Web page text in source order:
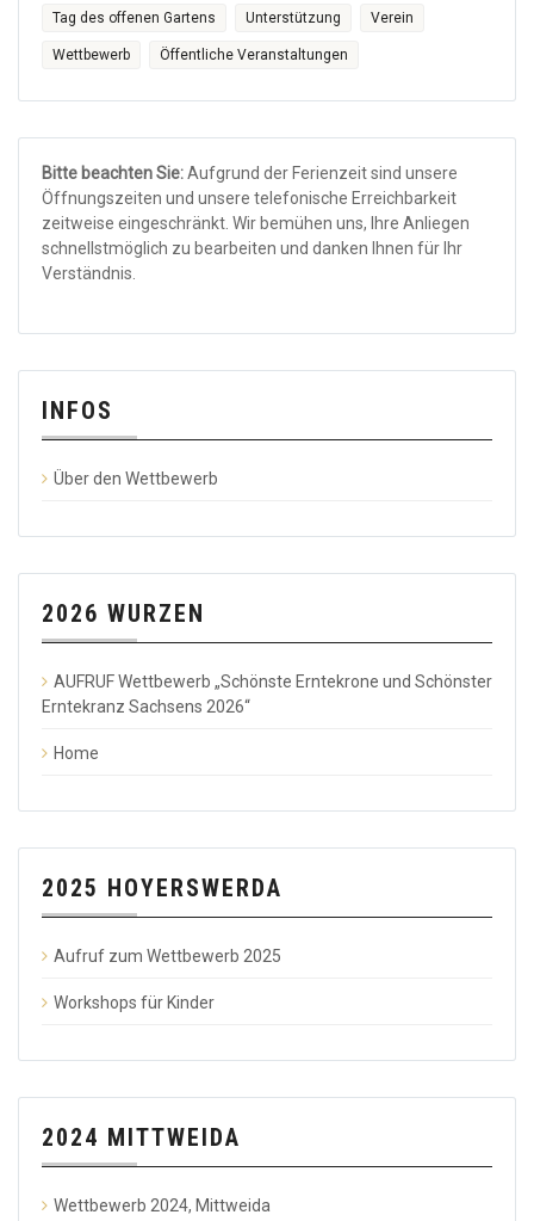
Tag des offenen Gartens Unterstützung Verein
Wettbewerb Öffentliche Veranstaltungen
Bitte beachten Sie:Aufgrund der Ferienzeit sind unsere
Öffnungszeiten und unsere telefonische Erreichbarkeit
zeitweise eingeschränkt. Wir bemühen uns, Ihre Anliegen
schnellstmöglich zu bearbeiten und danken Ihnen für Ihr
Verständnis.
INFOS
Über den Wettbewerb
2026 WURZEN
AUFRUF Wettbewerb „Schönste Erntekrone und Schönster
Erntekranz Sachsens 2026“
Home
2025 HOYERSWERDA
Aufruf zum Wettbewerb 2025
Workshops für Kinder
2024 MITTWEIDA
Wettbewerb 2024, Mittweida